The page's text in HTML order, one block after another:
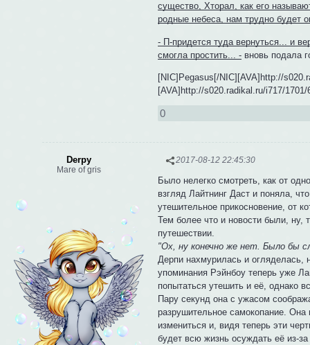
существо, Хторал, как его
родные небеса, нам трудно будет
- П-придется туда вернуться... и
смогла простить... - вновь подала
[NIC]Pegasus[/NIC][AVA]http://
[AVA]http://s020.radikal.ru/i717/
0
2017-08-12 22:45:30
Derpy
Mare of gris
Было нелегко смотреть, как от
взгляд Лайтнинг Даст и поняла,
утешительное прикосновение, от
Тем более что и новости были, ну,
путешествии.
"Ох, ну конечно же нет. Было бы
Дерпи нахмурилась и
упоминания Рэйнбоу теперь уже
попытаться утешить и её, однако
Пару секунд она с ужасом
разрушительное самокопание. Она
измениться и, видя теперь эти
будет всю жизнь осуждать её из-